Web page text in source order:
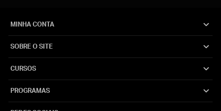
MINHA CONTA
SOBRE O SITE
CURSOS
PROGRAMAS